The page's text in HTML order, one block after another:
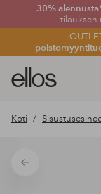
30%
tilauksen
Ellos-
logo
siirry
Koti
Takaisin